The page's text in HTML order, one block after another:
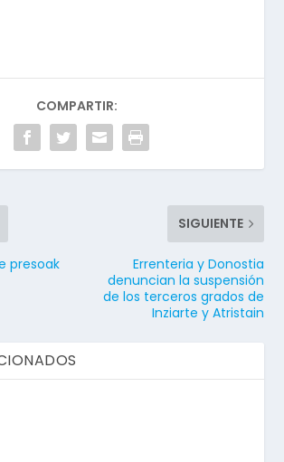
COMPARTIR:
presoak
SIGUIENTE
Errenteria y Donostia
denuncian la suspensión
de los terceros grados de
Inziarte y Atristain